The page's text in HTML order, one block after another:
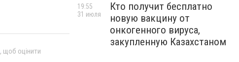
, щоб оцінити
Кто получит бесплатно
новую вакцину от
онкогенного вируса,
закупленную Казахстаном
19:55
31 июля